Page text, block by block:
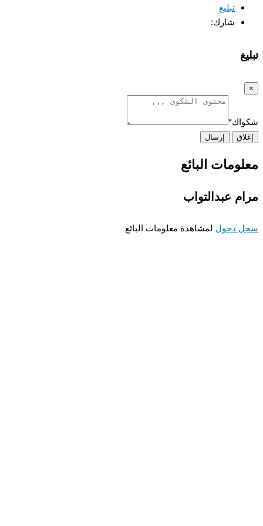
تبليغ
شارك:
*
إرسال
البائع
عبدالتواب
دخوللمشاهدة معلومات البائع